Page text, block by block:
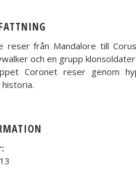
reser från Mandalore till
och en grupp
Coronet reser genom